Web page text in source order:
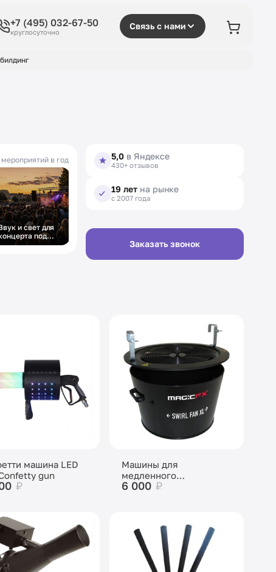
+7 (495) 032-67-50
круглосуточно
Связь с нами
мероприятий в год
и свет для
под
небом
5,0 в Яндексе
430+ отзывов
19 лет на рынке
с 2007 года
Заказать звонок
машина LED
gun
₽
Машины для
медленного
распыления снега и
6 000 ₽